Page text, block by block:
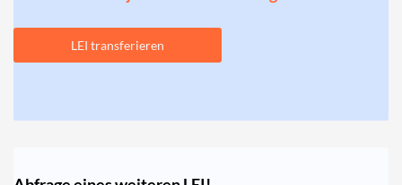
LEI transferieren